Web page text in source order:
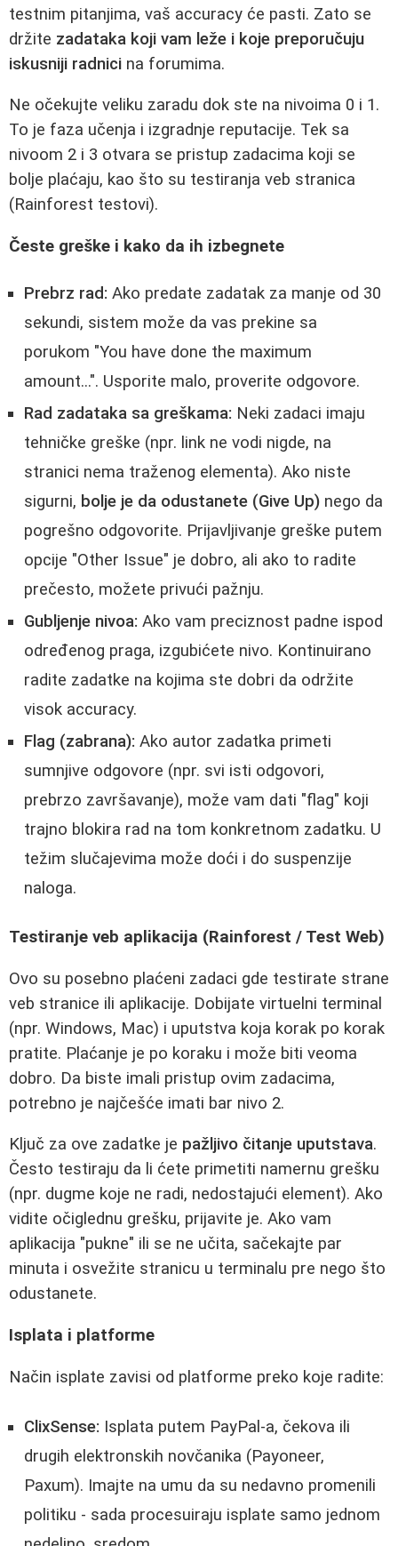
testnim pitanjima, vaš accuracy će pasti. Zato se
držite zadataka koji vam leže i koje preporučuju
iskusniji radnici na forumima.
Ne očekujte veliku zaradu dok ste na nivoima 0 i 1.
To je faza učenja i izgradnje reputacije. Tek sa
nivoom 2 i 3 otvara se pristup zadacima koji se
bolje plaćaju, kao što su testiranja veb stranica
(Rainforest testovi).
Česte greške i kako da ih izbegnete
Prebrz rad: Ako predate zadatak za manje od 30
sekundi, sistem može da vas prekine sa
porukom "You have done the maximum
amount...". Usporite malo, proverite odgovore.
Rad zadataka sa greškama: Neki zadaci imaju
tehničke greške (npr. link ne vodi nigde, na
stranici nema traženog elementa). Ako niste
sigurni, bolje je da odustanete (Give Up) nego da
pogrešno odgovorite. Prijavljivanje greške putem
opcije "Other Issue" je dobro, ali ako to radite
prečesto, možete privući pažnju.
Gubljenje nivoa: Ako vam preciznost padne ispod
određenog praga, izgubićete nivo. Kontinuirano
radite zadatke na kojima ste dobri da održite
visok accuracy.
Flag (zabrana): Ako autor zadatka primeti
sumnjive odgovore (npr. svi isti odgovori,
prebrzo završavanje), može vam dati "flag" koji
trajno blokira rad na tom konkretnom zadatku. U
težim slučajevima može doći i do suspenzije
naloga.
Testiranje veb aplikacija (Rainforest / Test Web)
Ovo su posebno plaćeni zadaci gde testirate strane
veb stranice ili aplikacije. Dobijate virtuelni terminal
(npr. Windows, Mac) i uputstva koja korak po korak
pratite. Plaćanje je po koraku i može biti veoma
dobro. Da biste imali pristup ovim zadacima,
potrebno je najčešće imati bar nivo 2.
Ključ za ove zadatke je pažljivo čitanje uputstava.
Često testiraju da li ćete primetiti namernu grešku
(npr. dugme koje ne radi, nedostajući element). Ako
vidite očiglednu grešku, prijavite je. Ako vam
aplikacija "pukne" ili se ne učita, sačekajte par
minuta i osvežite stranicu u terminalu pre nego što
odustanete.
Isplata i platforme
Način isplate zavisi od platforme preko koje radite:
ClixSense: Isplata putem PayPal-a, čekova ili
drugih elektronskih novčanika (Payoneer,
Paxum). Imajte na umu da su nedavno promenili
politiku - sada procesuiraju isplate samo jednom